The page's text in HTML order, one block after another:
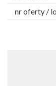
nr oferty /